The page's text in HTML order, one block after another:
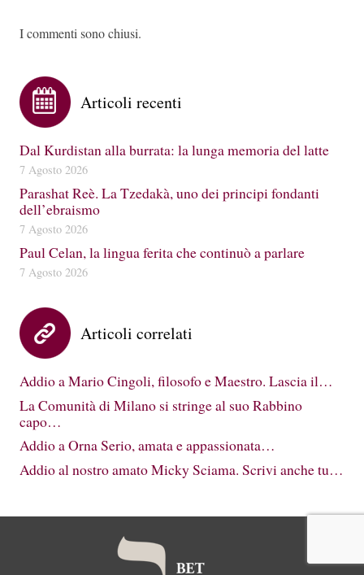
I commenti sono chiusi.
Articoli recenti
Dal Kurdistan alla burrata: la lunga memoria del latte
7 Agosto 2026
Parashat Reè. La Tzedakà, uno dei principi fondanti
dell’ebraismo
7 Agosto 2026
Paul Celan, la lingua ferita che continuò a parlare
7 Agosto 2026
Articoli correlati
Addio a Mario Cingoli, filosofo e Maestro. Lascia il…
La Comunità di Milano si stringe al suo Rabbino
capo…
Addio a Orna Serio, amata e appassionata…
Addio al nostro amato Micky Sciama. Scrivi anche tu…